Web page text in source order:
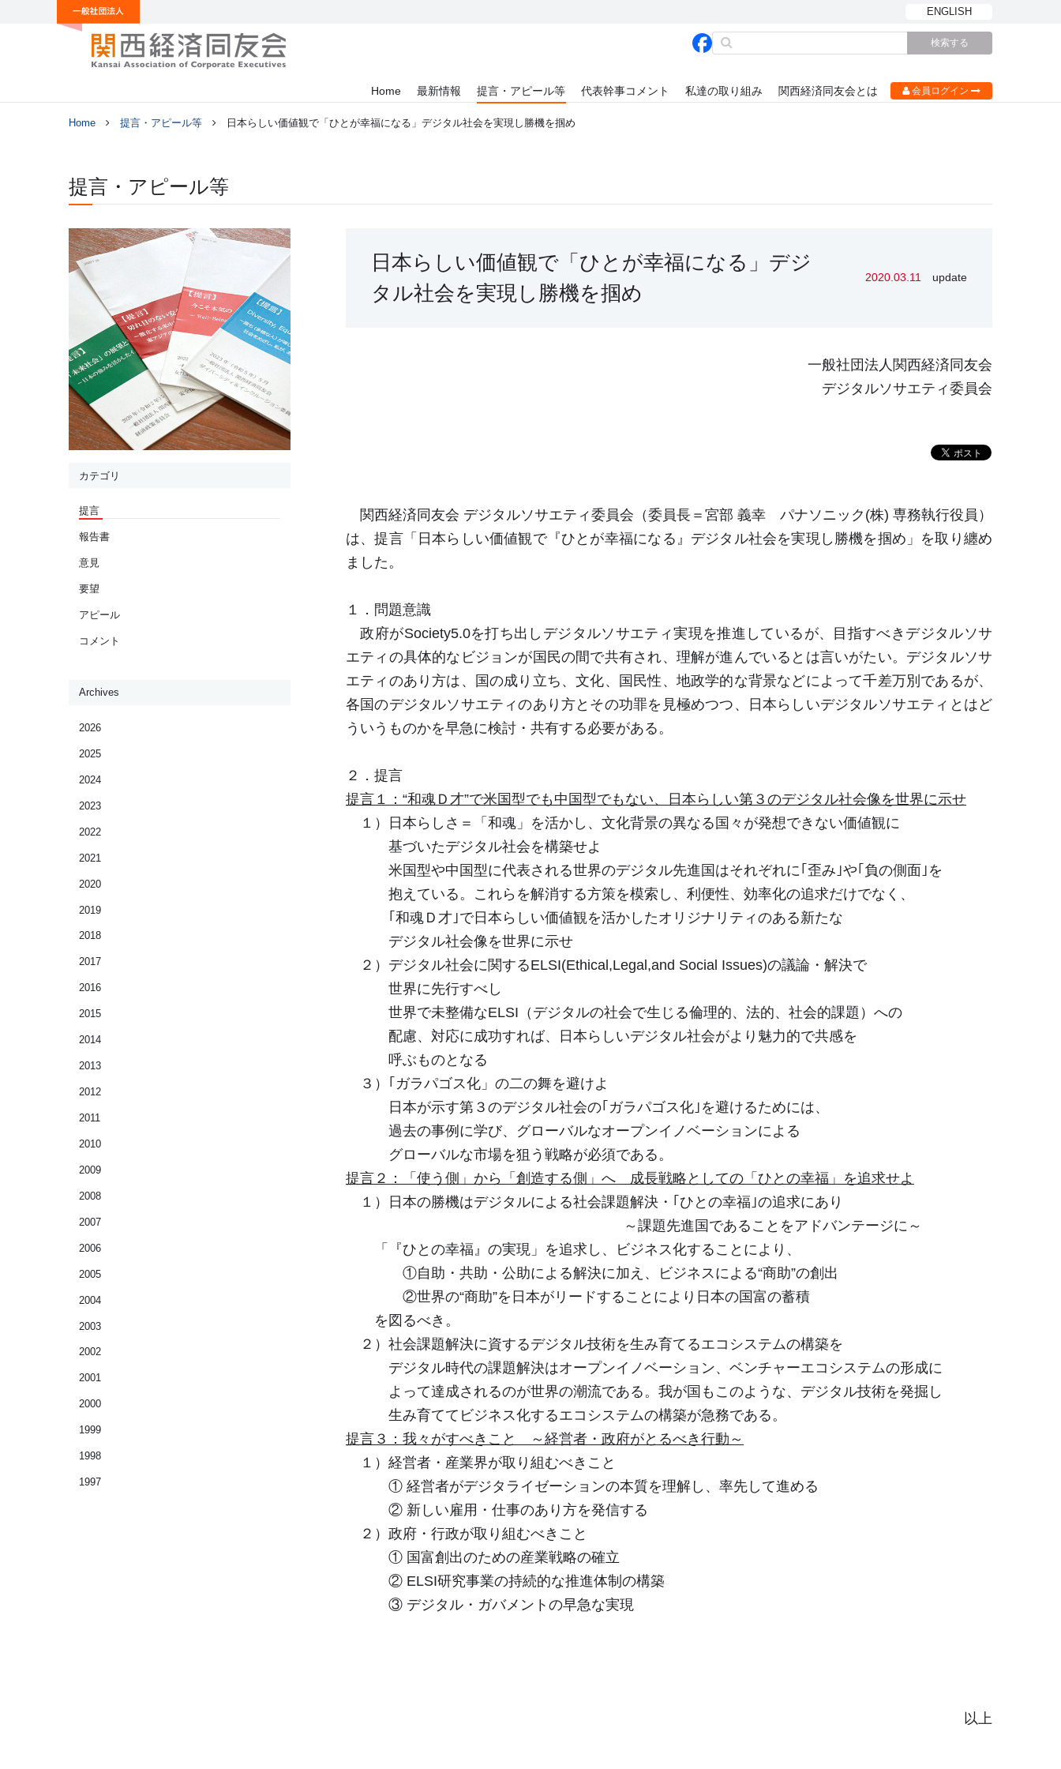
ENGLISH
会員ログイン
Home 最新情報 提言・アピール等 代表幹事コメント 私達の取り組み 関西経済同友会とは
Home 提言・アピール等 日本らしい価値観で「ひとが幸福になる」デジタル社会を実現し勝機を掴め
提言・アピール等
日本らしい価値観で「ひとが幸福になる」デジ
タル社会を実現し勝機を掴め
2020.03.11 update
一般社団法人関西経済同友会
デジタルソサエティ委員会
関西経済同友会 デジタルソサエティ委員会（委員長＝宮部 義幸 パナソニック(株) 専務執行役員）
は、提言「日本らしい価値観で『ひとが幸福になる』デジタル社会を実現し勝機を掴め」を取り纏め
ました。
１．問題意識
政府がSociety5.0を打ち出しデジタルソサエティ実現を推進しているが、目指すべきデジタルソサ
エティの具体的なビジョンが国民の間で共有され、理解が進んでいるとは言いがたい。デジタルソサ
エティのあり方は、国の成り立ち、文化、国民性、地政学的な背景などによって千差万別であるが、
各国のデジタルソサエティのあり方とその功罪を見極めつつ、日本らしいデジタルソサエティとはど
ういうものかを早急に検討・共有する必要がある。
２．提言
提言１：“和魂Ｄ才”で米国型でも中国型でもない、日本らしい第３のデジタル社会像を世界に示せ
１）日本らしさ＝「和魂」を活かし、文化背景の異なる国々が発想できない価値観に
基づいたデジタル社会を構築せよ
米国型や中国型に代表される世界のデジタル先進国はそれぞれに｢歪み｣や｢負の側面｣を
抱えている。これらを解消する方策を模索し、利便性、効率化の追求だけでなく、
｢和魂Ｄ才｣で日本らしい価値観を活かしたオリジナリティのある新たな
デジタル社会像を世界に示せ
２）デジタル社会に関するELSI(Ethical,Legal,and Social Issues)の議論・解決で
世界に先行すべし
世界で未整備なELSI（デジタルの社会で生じる倫理的、法的、社会的課題）への
配慮、対応に成功すれば、日本らしいデジタル社会がより魅力的で共感を
呼ぶものとなる
３）｢ガラパゴス化」の二の舞を避けよ
日本が示す第３のデジタル社会の｢ガラパゴス化｣を避けるためには、
過去の事例に学び、グローバルなオープンイノベーションによる
グローバルな市場を狙う戦略が必須である。
提言２：「使う側」から「創造する側」へ 成長戦略としての「ひとの幸福」を追求せよ
１）日本の勝機はデジタルによる社会課題解決・｢ひとの幸福｣の追求にあり
～課題先進国であることをアドバンテージに～
「『ひとの幸福』の実現」を追求し、ビジネス化することにより、
①自助・共助・公助による解決に加え、ビジネスによる“商助”の創出
②世界の“商助”を日本がリードすることにより日本の国富の蓄積
を図るべき。
２）社会課題解決に資するデジタル技術を生み育てるエコシステムの構築を
デジタル時代の課題解決はオープンイノベーション、ベンチャーエコシステムの形成に
よって達成されるのが世界の潮流である。我が国もこのような、デジタル技術を発掘し
生み育ててビジネス化するエコシステムの構築が急務である。
提言３：我々がすべきこと ～経営者・政府がとるべき行動～
１）経営者・産業界が取り組むべきこと
① 経営者がデジタライゼーションの本質を理解し、率先して進める
② 新しい雇用・仕事のあり方を発信する
２）政府・行政が取り組むべきこと
① 国富創出のための産業戦略の確立
② ELSI研究事業の持続的な推進体制の構築
③ デジタル・ガバメントの早急な実現
以上
カテゴリ
提言
報告書
意見
要望
アピール
コメント
Archives
2026
2025
2024
2023
2022
2021
2020
2019
2018
2017
2016
2015
2014
2013
2012
2011
2010
2009
2008
2007
2006
2005
2004
2003
2002
2001
2000
1999
1998
1997